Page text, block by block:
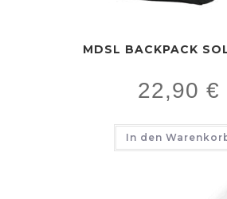
MDSL BACKPACK
22,90 €
In den